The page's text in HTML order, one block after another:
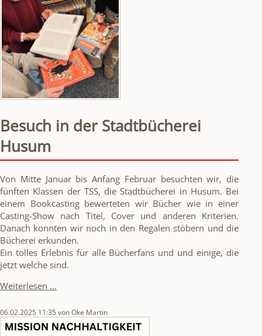
Besuch in der Stadtbücherei
Husum
Von Mitte Januar bis Anfang Februar besuchten wir, die
fünften Klassen der TSS, die Stadtbücherei in Husum. Bei
einem Bookcasting bewerteten wir Bücher wie in einer
Casting-Show nach Titel, Cover und anderen Kriterien.
Danach konnten wir noch in den Regalen stöbern und die
Bücherei erkunden.
Ein tolles Erlebnis für alle Bücherfans und und einige, die
jetzt welche sind.
Weiterlesen …
der
Stadtbücherei
06.02.2025 11:35von Oke Martin